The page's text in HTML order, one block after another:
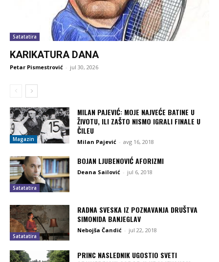
Satatatira
KARIKATURA DANA
Petar Pismestrović - jul 30, 2026
Magazin
MILAN PAJEVIĆ: MOJE NAJVEĆE BATINE U
ŽIVOTU, ILI ZAŠTO NISMO IGRALI FINALE U
ČILEU
Milan Pajević - avg 16, 2018
Satatatira
BOJAN LJUBENOVIĆ AFORIZMI
Deana Sailović - jul 6, 2018
Satatatira
RADNA SVESKA IZ POZNAVANJA DRUŠTVA
SIMONIDA BANJEGLAV
Nebojša Čandić - jul 22, 2018
PRINC NASLEDNIK UGOSTIO SVETI